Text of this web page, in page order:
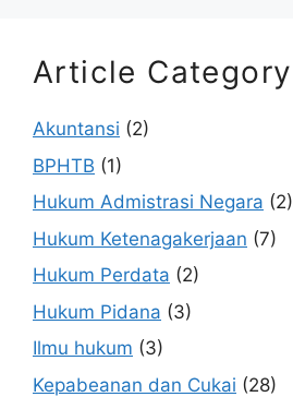
Article Category
Akuntansi (2)
BPHTB (1)
Hukum Admistrasi Negara (2)
Hukum Ketenagakerjaan (7)
Hukum Perdata (2)
Hukum Pidana (3)
Ilmu hukum (3)
Kepabeanan dan Cukai (28)